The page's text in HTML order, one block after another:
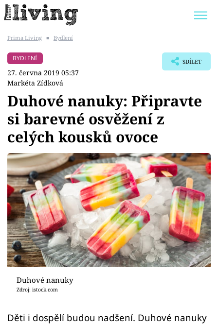
BYDLENÍ SLAVNÝCH
Témata
Bydlení
Zahrada
Design
Sledujte prima+
Přihlášení
Sledujte nás
Prima Living ■ Bydlení
BYDLENÍ
27. června 2019 05:37
Markéta Zídková
SDÍLET
Duhové nanuky: Připravte
si barevné osvěžení z
celých kousků ovoce
Duhové nanuky
Zdroj: istock.com
Děti i dospělí budou nadšení. Duhové nanuky